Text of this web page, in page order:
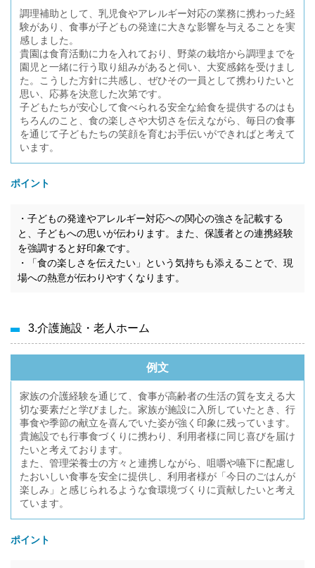
調理補助として、乳児食やアレルギー対応の業務に携わった経
験があり、食事が子どもの発達に大きな影響を与えることを実
感しました。
貴園は食育活動に力を入れており、野菜の栽培から調理までを
園児と一緒に行う取り組みがあると伺い、大変感銘を受けまし
た。こうした方針に共感し、ぜひその一員として携わりたいと
思い、応募を決意した次第です。
子どもたちが安心して食べられる安全な給食を提供するのはも
ちろんのこと、食の楽しさや大切さを伝えながら、毎日の食事
を通じて子どもたちの笑顔を育むお手伝いができればと考えて
います。
ポイント
・子どもの発達やアレルギー対応への関心の強さを記載する
と、子どもへの思いが伝わります。また、保護者との連携経験
を強調すると好印象です。
・「食の楽しさを伝えたい」という気持ちも添えることで、現
場への熱意が伝わりやすくなります。
3.介護施設・老人ホーム
例文
家族の介護経験を通じて、食事が高齢者の生活の質を支える大
切な要素だと学びました。家族が施設に入所していたとき、行
事食や季節の献立を喜んでいた姿が強く印象に残っています。
貴施設でも行事食づくりに携わり、利用者様に同じ喜びを届け
たいと考えております。
また、管理栄養士の方々と連携しながら、咀嚼や嚥下に配慮し
たおいしい食事を安全に提供し、利用者様が「今日のごはんが
楽しみ」と感じられるような食環境づくりに貢献したいと考え
ています。
ポイント